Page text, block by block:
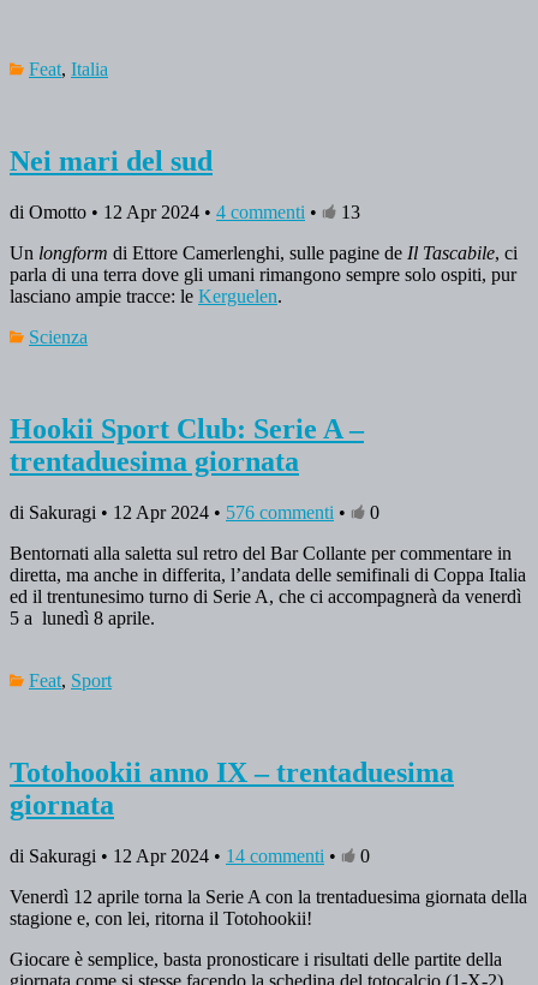
Feat, Italia
Nei mari del sud
di Omotto • 12 Apr 2024 • 4 commenti •
13
Un longform di Ettore Camerlenghi, sulle pagine de Il Tascabile, ci
parla di una terra dove gli umani rimangono sempre solo ospiti, pur
lasciano ampie tracce: le Kerguelen.
Scienza
Hookii Sport Club: Serie A –
trentaduesima giornata
di Sakuragi • 12 Apr 2024 • 576 commenti •
0
Bentornati alla saletta sul retro del Bar Collante per commentare in
diretta, ma anche in differita, l’andata delle semifinali di Coppa Italia
ed il trentunesimo turno di Serie A, che ci accompagnerà da venerdì
5 a lunedì 8 aprile.
Feat, Sport
Totohookii anno IX – trentaduesima
giornata
di Sakuragi • 12 Apr 2024 • 14 commenti •
0
Venerdì 12 aprile torna la Serie A con la trentaduesima giornata della
stagione e, con lei, ritorna il Totohookii!
Giocare è semplice, basta pronosticare i risultati delle partite della
giornata come si stesse facendo la schedina del totocalcio (1-X-2).